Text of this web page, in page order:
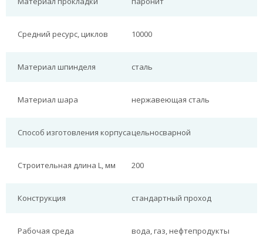
Средний ресурс, циклов 10000
Материал шпинделя сталь
Материал шара нержавеющая сталь
Способ изготовления корпусацельносварной
Строительная длина L, мм 200
Конструкция стандартный проход
Рабочая среда вода, газ, нефтепродукты